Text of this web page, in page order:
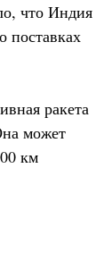
что Индия
поставках
ракета
может
км